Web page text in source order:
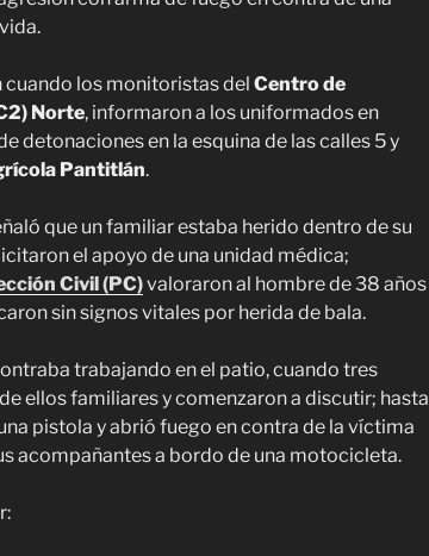
los monitoristas del Centro de
Norte, informaron a los uniformados en
detonaciones en la esquina de las calles 5 y
Pantitlán.
que un familiar estaba herido dentro de su
el apoyo de una unidad médica;
Civil (PC)valoraron al hombre de 38 años
sin signos vitales por herida de bala.
trabajando en el patio, cuando tres
ellos familiares y comenzaron a discutir; hasta
pistola y abrió fuego en contra de la víctima
acompañantes a bordo de una motocicleta.